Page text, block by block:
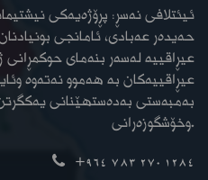
ئیئتلافی نەسڕ: پڕۆژەیەکی
حەیدەر عەبادی، ئامانجی
عیڕاقییە لەسەر بنەمای
عیڕاقییەکان بە هەموو نەتەوە
بەمبەستی بەدەستهێنانی
وخۆشگوزەرانی.
+964 783 270 1284